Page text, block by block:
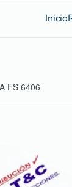
Inicio
FS 6406